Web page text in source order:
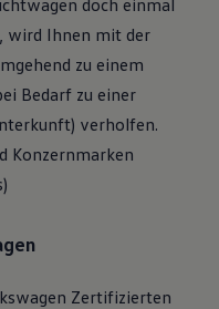
wird Ihnen mit der
zu einem
Bedarf zu einer
verholfen.
Konzernmarken
Zertifizierten